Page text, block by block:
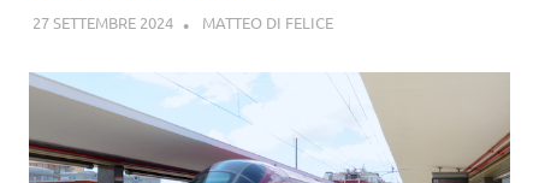
27 SETTEMBRE 2024 MATTEO DI FELICE